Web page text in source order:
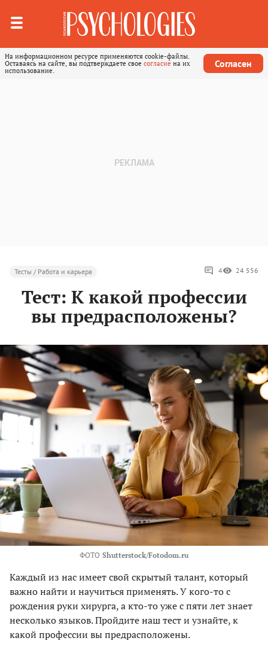
На информационном ресурсе применяются cookie-файлы.
Оставаясь на сайте, вы подтверждаете свое согласие на их
использование.
Согласен
Тесты / Работа и карьера 4 24 556
Тест: К какой профессии
вы предрасположены?
ФОТО Shutterstock/Fotodom.ru
Каждый из нас имеет свой скрытый талант, который
важно найти и научиться применять. У кого-то с
рождения руки хирурга, а кто-то уже с пяти лет знает
несколько языков. Пройдите наш тест и узнайте, к
какой профессии вы предрасположены.